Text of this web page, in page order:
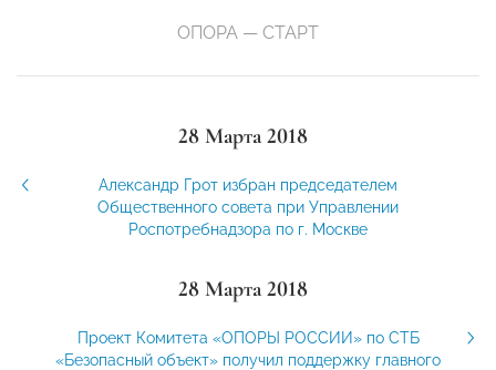
ОПОРА — СТАРТ
28 Марта 2018
Александр Грот избран председателем
Общественного совета при Управлении
Роспотребнадзора по г. Москве
28 Марта 2018
Проект Комитета «ОПОРЫ РОССИИ» по СТБ
«Безопасный объект» получил поддержку главного